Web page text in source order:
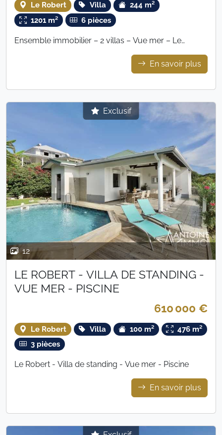
Le Robert Villa
244 m²
1201 m²
6 pièces
Ensemble immobilier – 2 villas – Vue mer – Le
En savoir plus
Exclusif
12
LE ROBERT - VILLA DE STANDING -
VUE MER - PISCINE
610 000 €
Le Robert Villa 100 m²
476 m²
3 pièces
Le Robert - Villa de standing - Vue mer - Piscine
En savoir plus